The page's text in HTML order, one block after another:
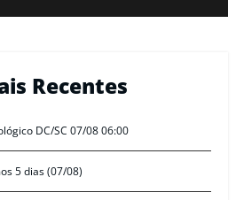
Recentes
DC/SC 07/08 06:00
5 dias (07/08)